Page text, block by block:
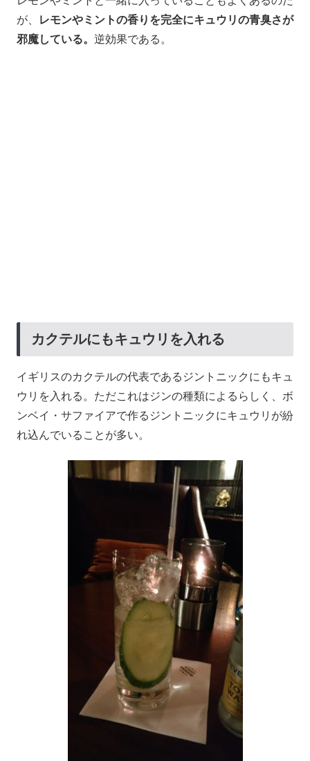
が、
レモンやミントの香りを完全にキュウリの青臭さが
邪魔している。 逆効果である。
カクテルにもキュウリを入れる
イギリスのカクテルの代表であるジントニックにもキュ
ウリを入れる。ただこれはジンの種類によるらしく、ボ
ンベイ・サファイアで作るジントニックにキュウリが紛
れ込んでいることが多い。